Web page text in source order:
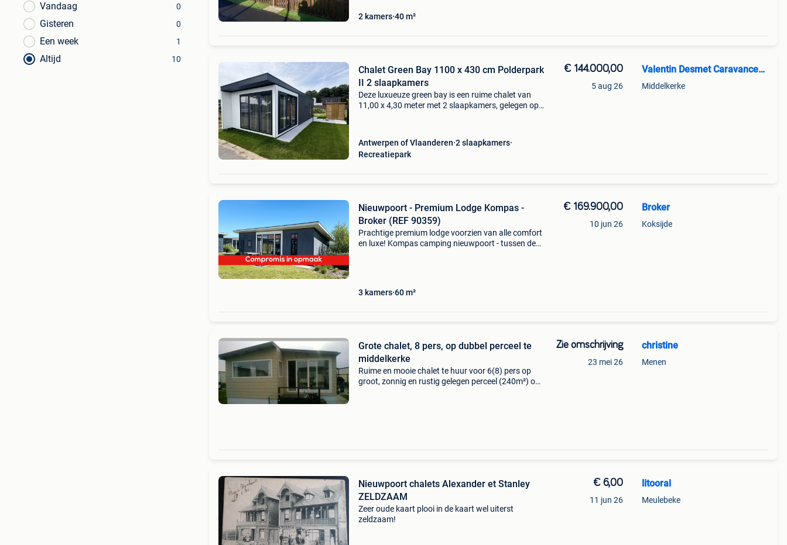
Vandaag
0
Gisteren 0
Een week 1
Altijd 10
2 kamers 40 m²
Chalet Green Bay 1100 x 430 cm Polderpark
II 2 slaapkamers
Deze luxueuze green bay is een ruime chalet van
11,00 x 4,30 meter met 2 slaapkamers, gelegen op
Antwerpen of Vlaanderen 2 slaapkamers
Recreatiepark
€ 144.000,00
5 aug 26
Valentin Desmet Caravancenter
Middelkerke
Nieuwpoort - Premium Lodge Kompas -
Broker (REF 90359)
Prachtige premium lodge voorzien van alle comfort
en luxe! Kompas camping nieuwpoort - tussen de
3 kamers 60 m²
€ 169.900,00
10 jun 26
Broker
Koksijde
Grote chalet, 8 pers, op dubbel perceel te
middelkerke
Ruime en mooie chalet te huur voor 6(8) pers op
groot, zonnig en rustig gelegen perceel (240m²) op
Zie omschrijving
23 mei 26
christine
Menen
Nieuwpoort chalets Alexander et Stanley
ZELDZAAM
Zeer oude kaart plooi in de kaart wel uiterst
zeldzaam!
€ 6,00
11 jun 26
litooral
Meulebeke